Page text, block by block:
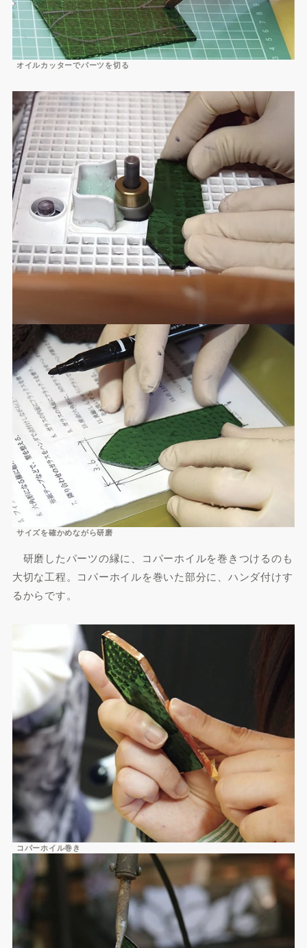
オイルカッターでパーツを切る
サイズを確かめながら研磨
研磨したパーツの縁に、コパーホイルを巻きつけるのも
大切な工程。コパーホイルを巻いた部分に、ハンダ付けす
るからです。
コパーホイル巻き